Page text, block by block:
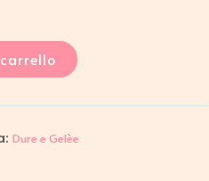
Dure e Gelèe